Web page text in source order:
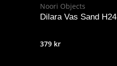
Noori Objects
Dilara Vas Sand H24
379 kr